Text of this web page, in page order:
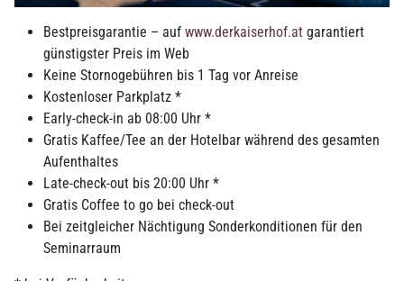
Sehr schönes Hotel mitten in
Ried! Große Zimmer, alles sauber
und supernettes Personal!
Frühstück besticht durch große
Auswahl! Top
Bestpreisgarantie – auf www.derkaiserhof.at garantiert
günstigster Preis im Web
Keine Stornogebühren bis 1 Tag vor Anreise
Kostenloser Parkplatz *
Early-check-in ab 08:00 Uhr *
Gratis Kaffee/Tee an der Hotelbar während des gesamten
Aufenthaltes
Late-check-out bis 20:00 Uhr *
Gratis Coffee to go bei check-out
Bei zeitgleicher Nächtigung Sonderkonditionen für den
Seminarraum